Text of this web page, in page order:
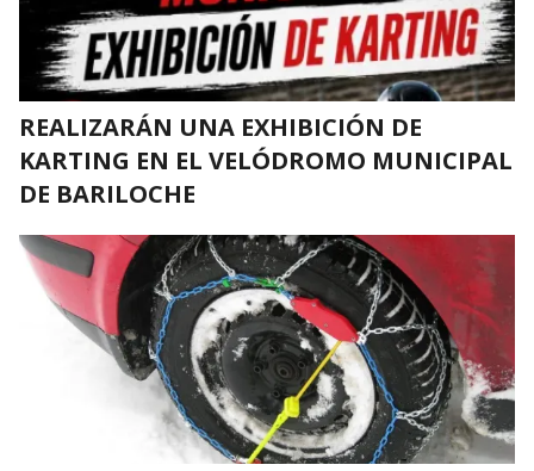
REALIZARÁN UNA EXHIBICIÓN DE
KARTING EN EL VELÓDROMO MUNICIPAL
DE BARILOCHE